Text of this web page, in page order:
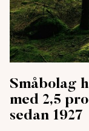
Småbolag
med 2,5
sedan 1927